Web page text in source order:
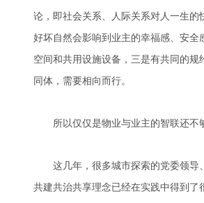
论，即社会关系、人际关系对人一生
好坏自然会影响到业主的幸福感、安
空间和共用设施设备，三是有共同的
同体，需要相向而行。
所以仅仅是物业与业主的智联还不
这几年，很多城市探索的党委领导
共建共治共享理念已经在实践中得到